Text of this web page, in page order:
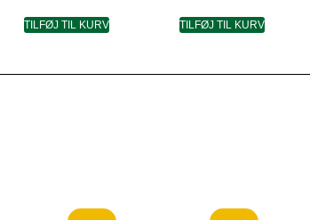
TILFØJ TIL KURV TILFØJ TIL KURV